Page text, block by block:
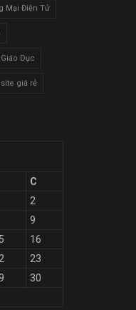
Mại Điện Tử
Dục
giá rẻ
C
2
9
16
23
30